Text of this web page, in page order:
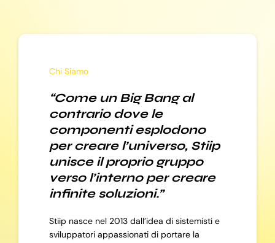
Chi Siamo
“Come un Big Bang al
contrario dove le
componenti esplodono
per creare l’universo, Stiip
unisce il proprio gruppo
verso l’interno per creare
infinite soluzioni.”
Stiip nasce nel 2013 dall’idea di sistemisti e
sviluppatori appassionati di portare la